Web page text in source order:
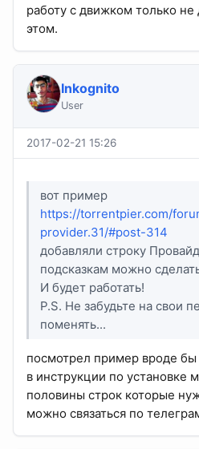
работу с движком только
этом.
Inkognito
User
2017-02-21 15:26
вот пример
https://torrentpier.com/
provider.31/#post-314
добавляли строку
подсказкам можно
И будет работать!
P.S. Не забудьте на свои
поменять...
посмотрел пример вроде бы
в инструкции по установке
половины строк которые
можно связаться по